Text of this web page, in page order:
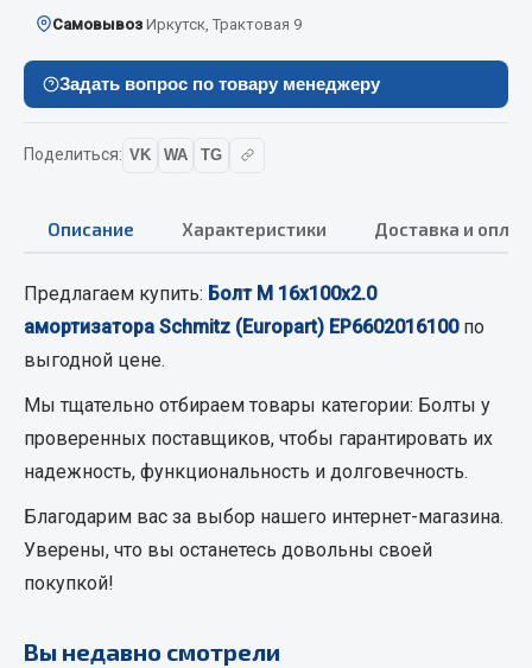
Брызговики
Вымпела
Охладжающие жидкости
Технические жидкости
Болты
Гайки
Пресс-масленки
Самовывоз Иркутск, Трактовая 9
Задать вопрос по товару менеджеру
Поделиться: VK WA TG
Описание Характеристики Доставка и
Предлагаем купить: Болт М 16х100х2.0
амортизатора Schmitz (Europart) EP6602016100по
выгодной цене.
Мы тщательно отбираем товары категории: Болты у
проверенных поставщиков, чтобы гарантировать их
надежность, функциональность и долговечность.
Благодарим вас за выбор нашего интернет-магазина.
Уверены, что вы останетесь довольны своей
покупкой!
Вы недавно смотрели